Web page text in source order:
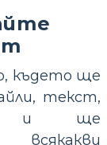
където ще
текст,
и ще